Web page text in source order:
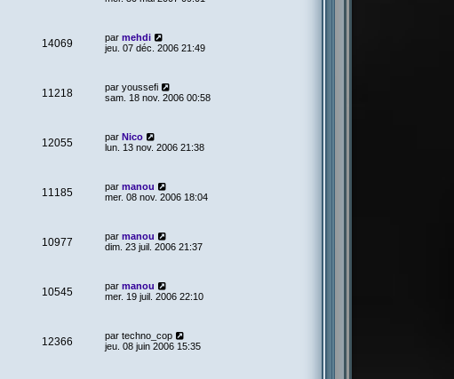
14069 par mehdi
jeu. 07 déc. 2006 21:49
11218 par youssefi
sam. 18 nov. 2006 00:58
12055 par Nico
lun. 13 nov. 2006 21:38
11185 par manou
mer. 08 nov. 2006 18:04
10977 par manou
dim. 23 juil. 2006 21:37
10545 par manou
mer. 19 juil. 2006 22:10
12366 par techno_cop
jeu. 08 juin 2006 15:35